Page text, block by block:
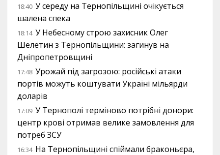
18:40 У середу на Тернопільщині очікується
шалена спека
18:14 У Небесному строю захисник Олег
Шелетин з Тернопільщини: загинув на
Дніпропетровщині
17:48 Урожай під загрозою: російські атаки
портів можуть коштувати Україні мільярди
доларів
17:09 У Тернополі терміново потрібні донори:
центр крові отримав велике замовлення для
потреб ЗСУ
16:34 На Тернопільщині спіймали браконьєра,